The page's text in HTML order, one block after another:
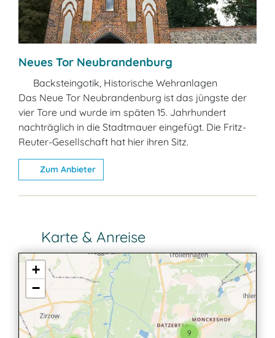
Neues Tor Neubrandenburg
Backsteingotik, Historische Wehranlagen
Das Neue Tor Neubrandenburg ist das jüngste der
vier Tore und wurde im späten 15. Jahrhundert
nachträglich in die Stadtmauer eingefügt. Die Fritz-
Reuter-Gesellschaft hat hier ihren Sitz.
Zum Anbieter
Karte & Anreise
9
+
−